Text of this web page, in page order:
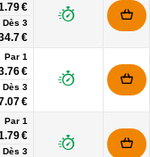
€
Dès 3
€
Par 1
€
Dès 3
€
Par 1
€
Dès 3